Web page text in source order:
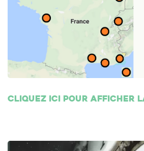
Cliquez ici pour afficher